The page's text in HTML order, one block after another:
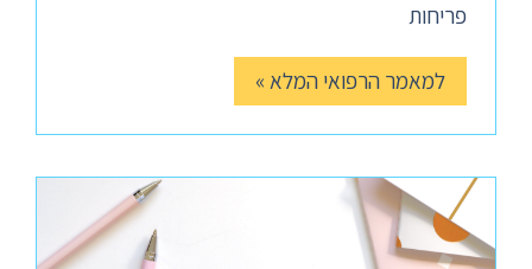
פריחות
למאמר הרפואי המלא »